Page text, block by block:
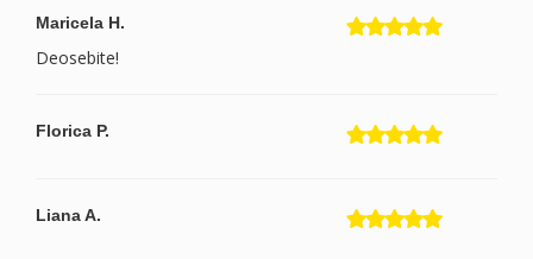
Maricela H.
Deosebite!
Florica P.
Liana A.